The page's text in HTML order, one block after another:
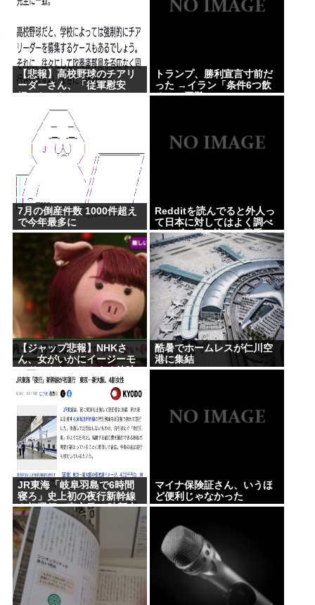
【映画動員ランキング】「映画ちいかわ」動員1位に
返り咲き！「ミニオンズ」「あの星」「ブルーロッ
ク」もランクイン
Powered by livedoor 相互RSS
【悲報】高校野球のチアリ
ーダーさん、「従軍慰安
トランプ、勝利宣言寸前だ
った →イラン「条件6つ飲
め」で困難にwww
7月の倒産件数 1000件超え
で今年最多に
Redditを読んでると外人っ
て日本に対してはよく調べ
もせずに思い込みで勝手に
議論してるよな
【ジャップ悲報】NHKさ
ん、女がいかにイージーモ
ードかをわかりやすく放映
してしまうwww
酷暑でホームレスが仁川空
港に集結
JR東海「岐阜羽島で6時間
寝ろ」史上初の夜行新幹線
を初運行 東京発22時新大
阪着翌7時
マイナ保険証さん、いうほ
ど便利じゃなかった